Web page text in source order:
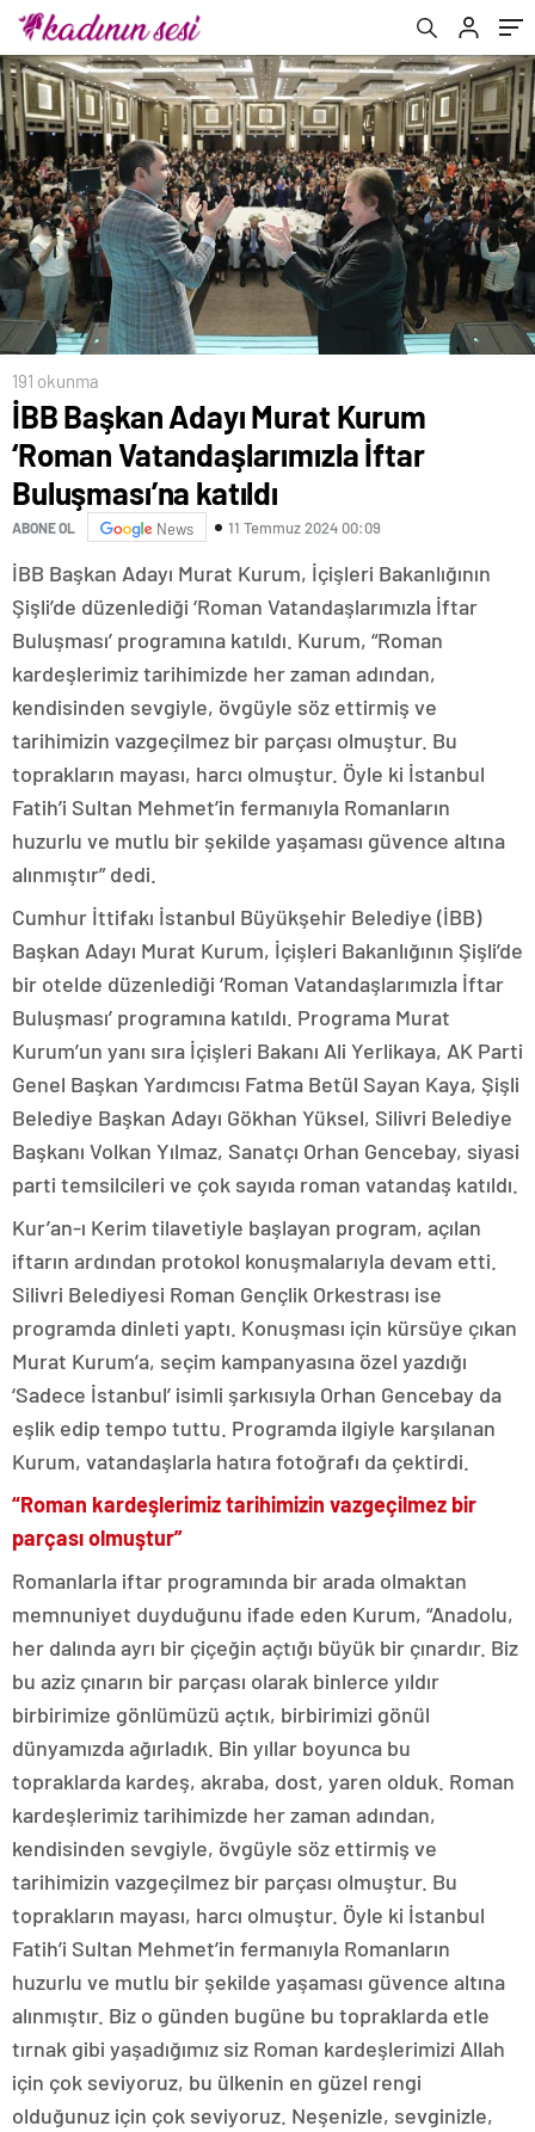
191 okunma
İBB Başkan Adayı Murat Kurum
‘Roman Vatandaşlarımızla İftar
Buluşması’na katıldı
ABONE OL News 11 Temmuz 2024 00:09
İBB Başkan Adayı Murat Kurum, İçişleri Bakanlığının
Şişli’de düzenlediği ‘Roman Vatandaşlarımızla İftar
Buluşması’ programına katıldı. Kurum, “Roman
kardeşlerimiz tarihimizde her zaman adından,
kendisinden sevgiyle, övgüyle söz ettirmiş ve
tarihimizin vazgeçilmez bir parçası olmuştur. Bu
toprakların mayası, harcı olmuştur. Öyle ki İstanbul
Fatih’i Sultan Mehmet’in fermanıyla Romanların
huzurlu ve mutlu bir şekilde yaşaması güvence altına
alınmıştır” dedi.
Cumhur İttifakı İstanbul Büyükşehir Belediye (İBB)
Başkan Adayı Murat Kurum, İçişleri Bakanlığının Şişli’de
bir otelde düzenlediği ‘Roman Vatandaşlarımızla İftar
Buluşması’ programına katıldı. Programa Murat
Kurum’un yanı sıra İçişleri Bakanı Ali Yerlikaya, AK Parti
Genel Başkan Yardımcısı Fatma Betül Sayan Kaya, Şişli
Belediye Başkan Adayı Gökhan Yüksel, Silivri Belediye
Başkanı Volkan Yılmaz, Sanatçı Orhan Gencebay, siyasi
parti temsilcileri ve çok sayıda roman vatandaş katıldı.
Kur’an-ı Kerim tilavetiyle başlayan program, açılan
iftarın ardından protokol konuşmalarıyla devam etti.
Silivri Belediyesi Roman Gençlik Orkestrası ise
programda dinleti yaptı. Konuşması için kürsüye çıkan
Murat Kurum’a, seçim kampanyasına özel yazdığı
‘Sadece İstanbul’ isimli şarkısıyla Orhan Gencebay da
eşlik edip tempo tuttu. Programda ilgiyle karşılanan
Kurum, vatandaşlarla hatıra fotoğrafı da çektirdi.
“Roman kardeşlerimiz tarihimizin vazgeçilmez bir
parçası olmuştur”
Romanlarla iftar programında bir arada olmaktan
memnuniyet duyduğunu ifade eden Kurum, “Anadolu,
her dalında ayrı bir çiçeğin açtığı büyük bir çınardır. Biz
bu aziz çınarın bir parçası olarak binlerce yıldır
birbirimize gönlümüzü açtık, birbirimizi gönül
dünyamızda ağırladık. Bin yıllar boyunca bu
topraklarda kardeş, akraba, dost, yaren olduk. Roman
kardeşlerimiz tarihimizde her zaman adından,
kendisinden sevgiyle, övgüyle söz ettirmiş ve
tarihimizin vazgeçilmez bir parçası olmuştur. Bu
toprakların mayası, harcı olmuştur. Öyle ki İstanbul
Fatih’i Sultan Mehmet’in fermanıyla Romanların
huzurlu ve mutlu bir şekilde yaşaması güvence altına
alınmıştır. Biz o günden bugüne bu topraklarda etle
tırnak gibi yaşadığımız siz Roman kardeşlerimizi Allah
için çok seviyoruz, bu ülkenin en güzel rengi
olduğunuz için çok seviyoruz. Neşenizle, sevginizle,